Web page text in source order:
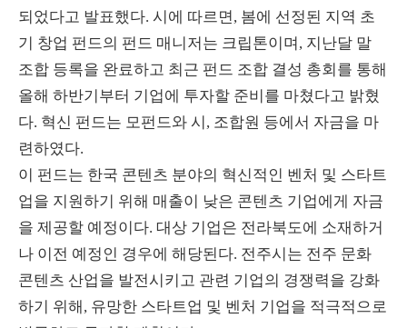
되었다고 발표했다. 시에 따르면, 봄에 선정된 지역 초
기 창업 펀드의 펀드 매니저는 크립톤이며, 지난달 말
조합 등록을 완료하고 최근 펀드 조합 결성 총회를 통해
올해 하반기부터 기업에 투자할 준비를 마쳤다고 밝혔
다. 혁신 펀드는 모펀드와 시, 조합원 등에서 자금을 마
련하였다.
이 펀드는 한국 콘텐츠 분야의 혁신적인 벤처 및 스타트
업을 지원하기 위해 매출이 낮은 콘텐츠 기업에게 자금
을 제공할 예정이다. 대상 기업은 전라북도에 소재하거
나 이전 예정인 경우에 해당된다. 전주시는 전주 문화
콘텐츠 산업을 발전시키고 관련 기업의 경쟁력을 강화
하기 위해, 유망한 스타트업 및 벤처 기업을 적극적으로